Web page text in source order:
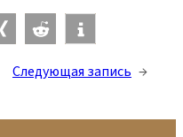
Следующая запись →